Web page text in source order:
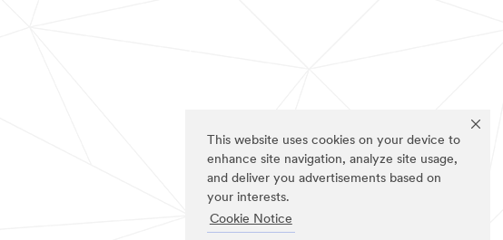
This website uses cookies on your device to
enhance site navigation, analyze site usage,
and deliver you advertisements based on
your interests.
Cookie Notice